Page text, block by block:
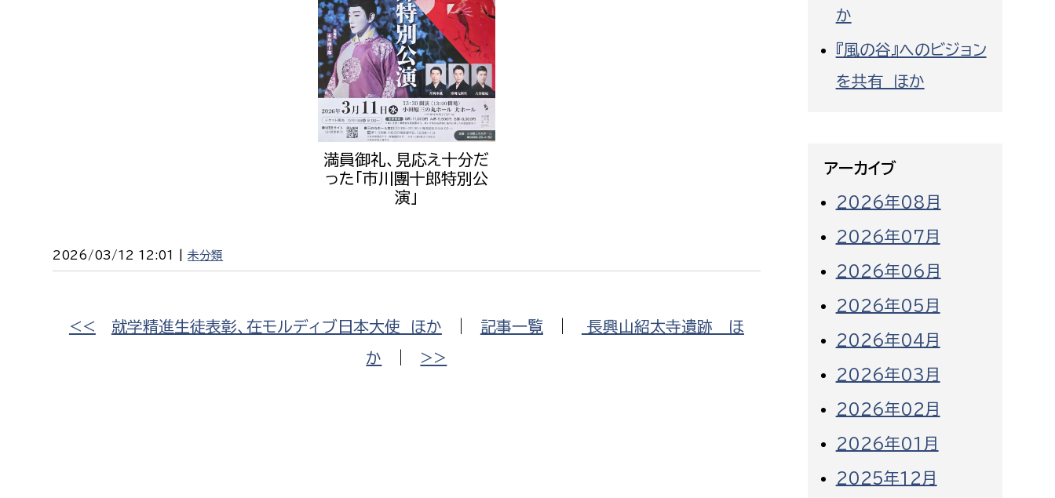
満員御礼、見応え十分だ
った「市川團十郎特別公
演」
2026/03/12 12:01 |未分類
<< 就学精進生徒表彰、在モルディブ日本大使 ほか 記事一覧|
長興山紹太寺遺跡 ほ
か
>>
か
『風の谷』へのビジョン
を共有 ほか
アーカイブ
2026年08月
2026年07月
2026年06月
2026年05月
2026年04月
2026年03月
2026年02月
2026年01月
2025年12月